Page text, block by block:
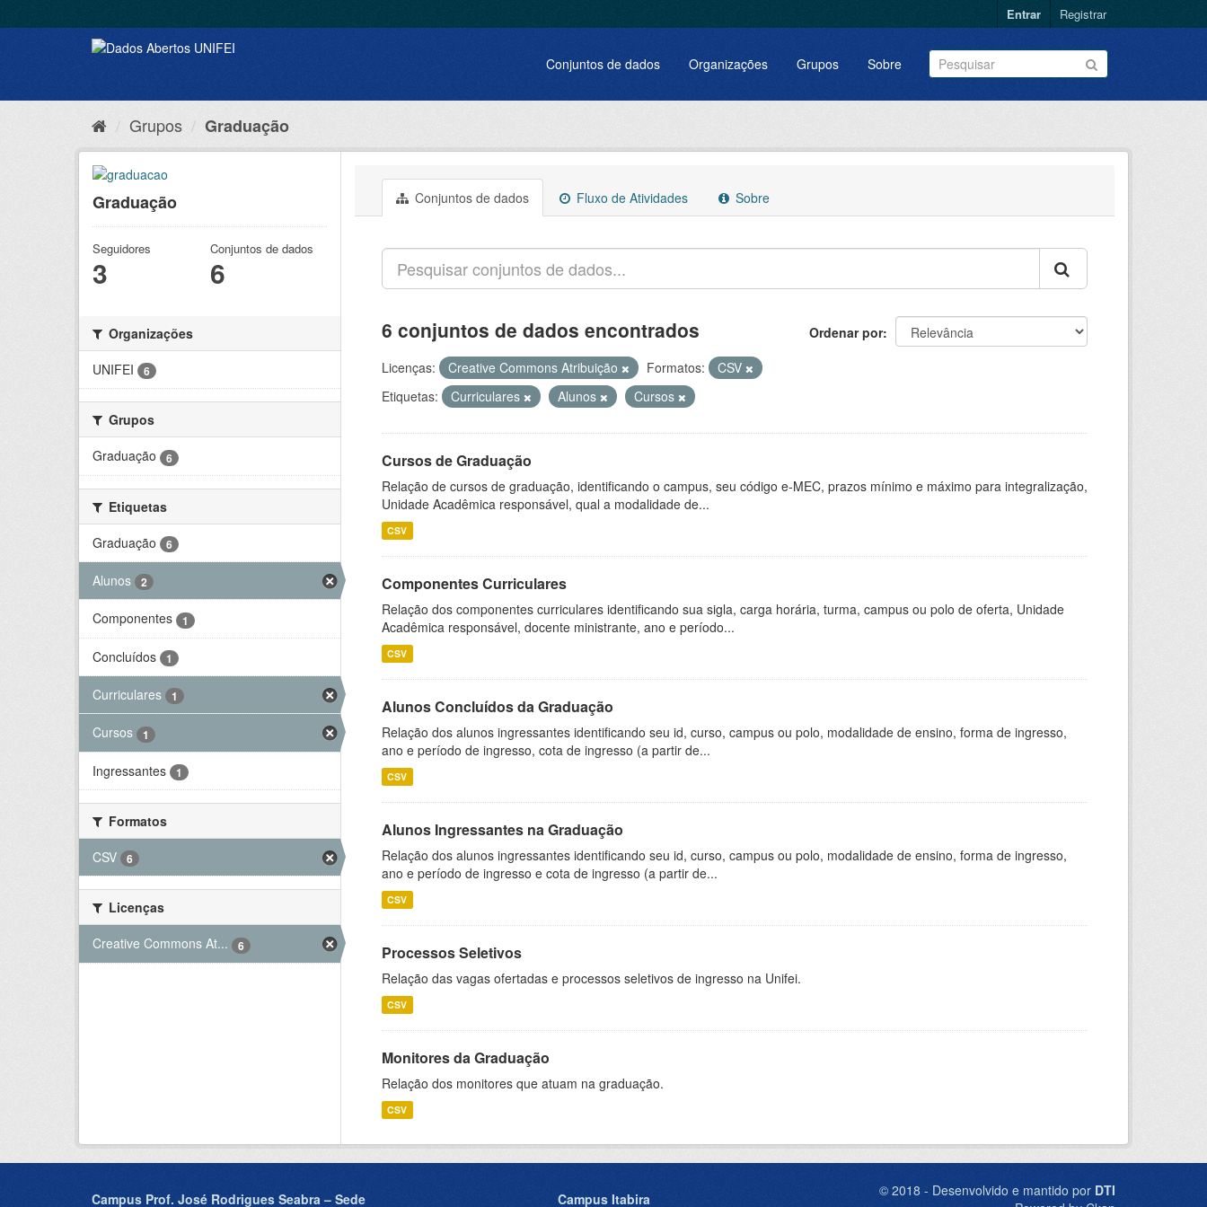
Entrar Registrar
Conjuntos de dados Organizações Grupos Sobre
Grupos Graduação
Graduação
Seguidores
3
Conjuntos de dados
6
Organizações
UNIFEI
6
Grupos
Graduação
6
Etiquetas
Graduação
6
Alunos 2
Componentes 1
Concluídos 1
Curriculares 1
Cursos 1
Ingressantes 1
Formatos
CSV
6
Licenças
Creative Commons At...
6
Conjuntos de dados Fluxo de Atividades Sobre
Ordenar por
6 conjuntos de dados encontrados
Licenças: Creative Commons Atribuição Formatos:
CSV
Etiquetas:
Curriculares Alunos Cursos
Cursos de Graduação
Relação de cursos de graduação, identificando o campus, seu código e-MEC, prazos mínimo e máximo para integralização,
Unidade Acadêmica responsável, qual a modalidade de...
CSV
Componentes Curriculares
Relação dos componentes curriculares identificando sua sigla, carga horária, turma, campus ou polo de oferta, Unidade
Acadêmica responsável, docente ministrante, ano e período...
CSV
Alunos Concluídos da Graduação
Relação dos alunos ingressantes identificando seu id, curso, campus ou polo, modalidade de ensino, forma de ingresso,
ano e período de ingresso, cota de ingresso (a partir de...
CSV
Alunos Ingressantes na Graduação
Relação dos alunos ingressantes identificando seu id, curso, campus ou polo, modalidade de ensino, forma de ingresso,
ano e período de ingresso e cota de ingresso (a partir de...
CSV
Processos Seletivos
Relação das vagas ofertadas e processos seletivos de ingresso na Unifei.
CSV
Monitores da Graduação
Relação dos monitores que atuam na graduação.
CSV
Campus Prof. José Rodrigues Seabra – Sede Campus Itabira © 2018 - Desenvolvido e mantido por DTI